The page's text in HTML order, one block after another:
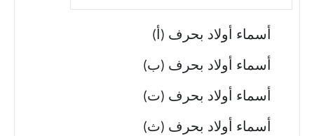
أسماء أولاد بحرف (أ)
أسماء أولاد بحرف (ب)
أسماء أولاد بحرف (ت)
أسماء أولاد بحرف (ث)